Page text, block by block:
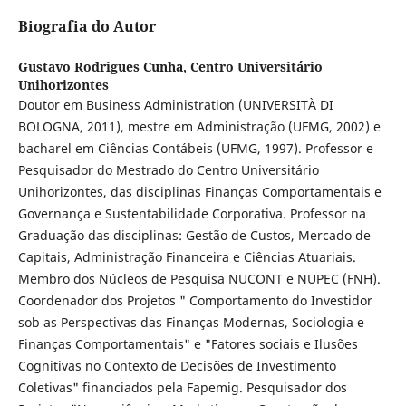
Biografia do Autor
Gustavo Rodrigues Cunha, Centro Universitário
Unihorizontes
Doutor em Business Administration (UNIVERSITÀ DI
BOLOGNA, 2011), mestre em Administração (UFMG, 2002) e
bacharel em Ciências Contábeis (UFMG, 1997). Professor e
Pesquisador do Mestrado do Centro Universitário
Unihorizontes, das disciplinas Finanças Comportamentais e
Governança e Sustentabilidade Corporativa. Professor na
Graduação das disciplinas: Gestão de Custos, Mercado de
Capitais, Administração Financeira e Ciências Atuariais.
Membro dos Núcleos de Pesquisa NUCONT e NUPEC (FNH).
Coordenador dos Projetos " Comportamento do Investidor
sob as Perspectivas das Finanças Modernas, Sociologia e
Finanças Comportamentais" e "Fatores sociais e Ilusões
Cognitivas no Contexto de Decisões de Investimento
Coletivas" financiados pela Fapemig. Pesquisador dos